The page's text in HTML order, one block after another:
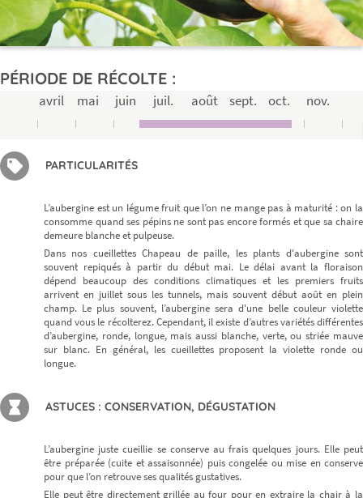
PÉRIODE DE RÉCOLTE :
avril mai juin juil. août sept. oct. nov.
PARTICULARITÉS
L’aubergine est un légume fruit que l’on ne mange pas à maturité : on la
consomme quand ses pépins ne sont pas encore formés et que sa chaire
demeure blanche et pulpeuse.
Dans nos cueillettes Chapeau de paille, les plants d'aubergine sont
souvent repiqués à partir du début mai. Le délai avant la floraison
dépend beaucoup des conditions climatiques et les premiers fruits
arrivent en juillet sous les tunnels, mais souvent début août en plein
champ. Le plus souvent, l’aubergine sera d'une belle couleur violette
quand vous le récolterez. Cependant, il existe d’autres variétés différentes
d’aubergine, ronde, longue, mais aussi blanche, verte, ou striée mauve
sur blanc. En général, les cueillettes proposent la violette ronde ou
longue.
ASTUCES : CONSERVATION, DÉGUSTATION
L’aubergine juste cueillie se conserve au frais quelques jours. Elle peut
être préparée (cuite et assaisonnée) puis congelée ou mise en conserve
pour que l’on retrouve ses qualités gustatives.
Elle peut être directement grillée au four pour en extraire la chair à la